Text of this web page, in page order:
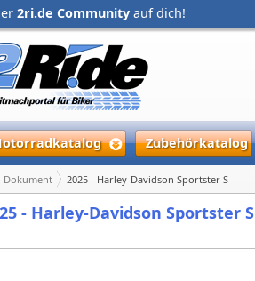
2ri.de Community auf dich!
Zubehörkatalog
Dokument 2025 - Harley-Davidson Sportster S
- Harley-Davidson Sportster S